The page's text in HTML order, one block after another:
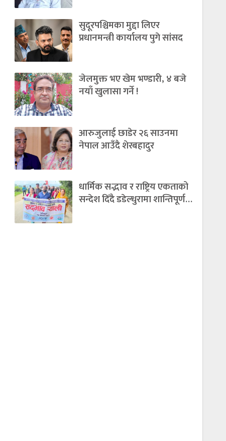
सुदूरपश्चिमका मुद्दा लिएर
प्रधानमन्त्री कार्यालय पुगे सांसद
जेलमुक्त भए खेम भण्डारी, ४ बजे
नयाँ खुलासा गर्ने !
आरुजुलाई छाडेर २६ साउनमा
नेपाल आउँदै शेरबहादुर
धार्मिक सद्भाव र राष्ट्रिय एकताको
सन्देश दिँदै डडेल्धुरामा शान्तिपूर्ण…